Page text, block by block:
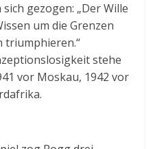
gezogen: „Der Wille
um die Grenzen
triumphieren.“
stehe
vor Moskau, 1942 vor